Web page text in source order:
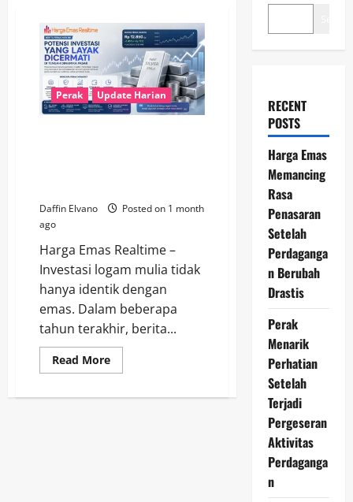
Perak Update Harian
Daffin Elvano
Posted on 1 month
ago
Harga Emas Realtime –
Investasi logam mulia tidak
hanya identik dengan
emas. Dalam beberapa
tahun terakhir, berita...
Read MoreRead
more
Perak
RECENT
POSTS
Harga Emas
Memancing
Rasa
Penasaran
Setelah
Perdaganga
n Berubah
Drastis
Perak
Menarik
Perhatian
Setelah
Terjadi
Pergeseran
Aktivitas
Perdaganga
n